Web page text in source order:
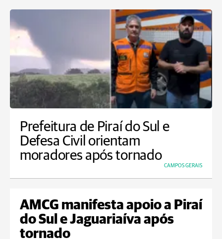
Prefeitura de Piraí do Sul e
Defesa Civil orientam
moradores após tornado
CAMPOS GERAIS
AMCG manifesta apoio a Piraí
do Sul e Jaguariaíva após
tornado